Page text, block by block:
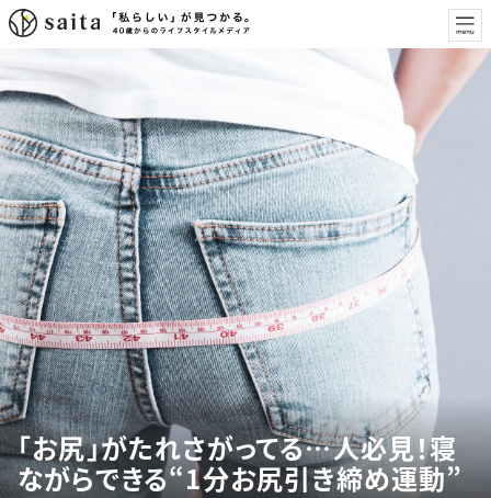
「お尻」がたれさがってる…人必見！寝
ながらできる“1分お尻引き締め運動”